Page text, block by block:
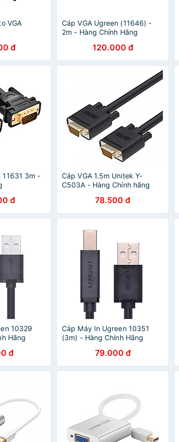
VGA
đ
Cáp VGA Ugreen (11646) -
2m - Hàng Chính Hãng
120.000 đ
11631 3m -
đ
Cáp VGA 1.5m Unitek Y-
C503A - Hàng Chính hãng
78.500 đ
10329
Hãng
đ
Cáp Máy In Ugreen 10351
(3m) - Hàng Chính Hãng
79.000 đ